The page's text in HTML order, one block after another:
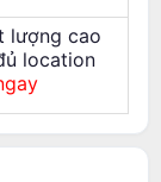
lượng cao
location